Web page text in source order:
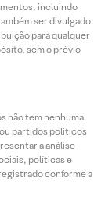
incluindo
ser divulgado
para qualquer
sem o prévio
não tem nenhuma
partidos políticos
a análise
políticas e
conforme a